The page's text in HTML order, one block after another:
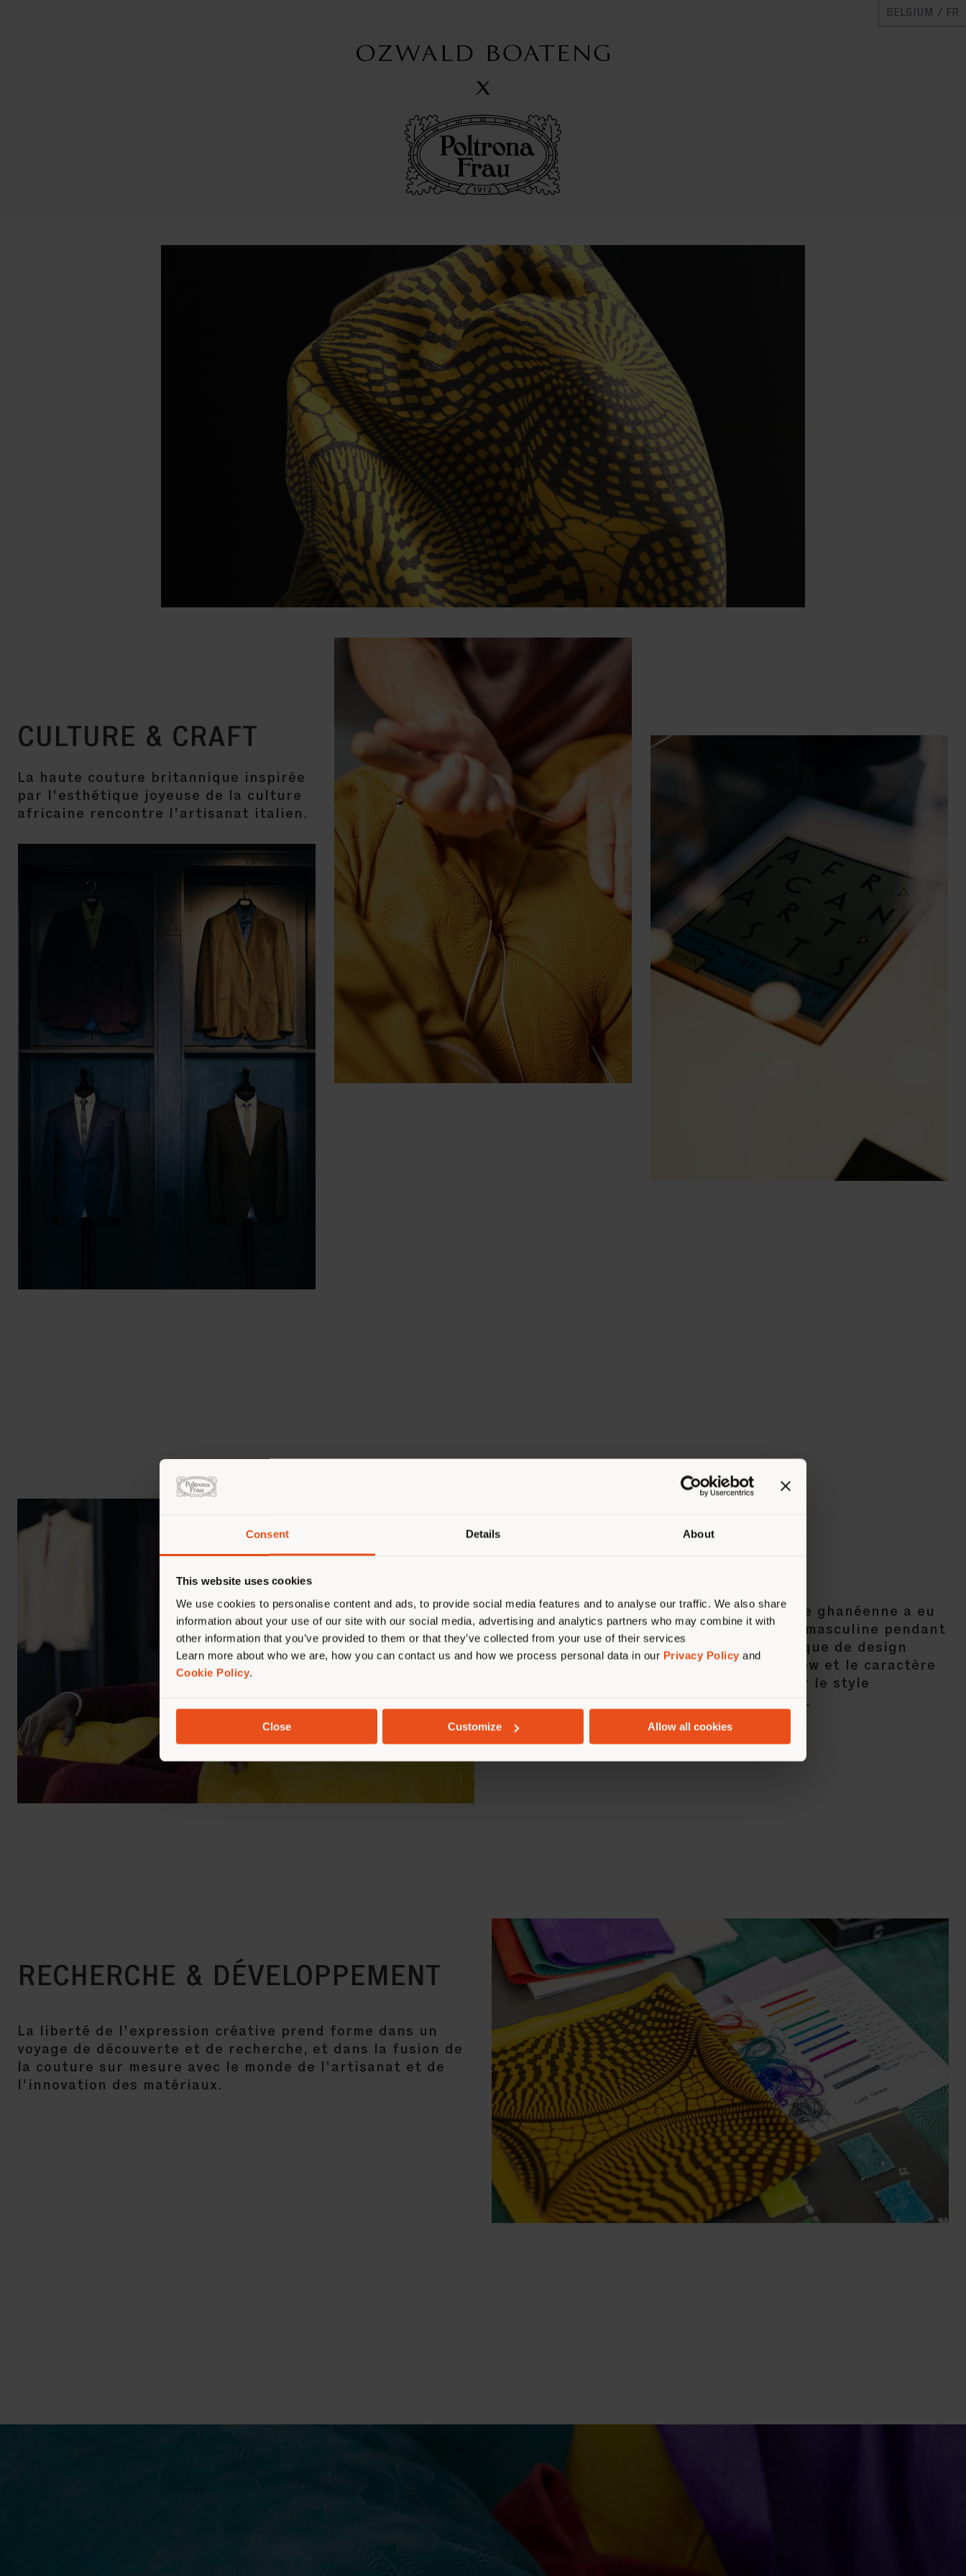
Consent Details About
This website uses cookies
We use cookies to personalise content and ads, to provide social media features and to analyse our traffic. We also share
information about your use of our site with our social media, advertising and analytics partners who may combine it with
other information that you’ve provided to them or that they’ve collected from your use of their services
Learn more about who we are, how you can contact us and how we process personal data in our Privacy Policy and
Cookie Policy.
Close Customize Allow all cookies
BELGIUM / FR
CULTURE & CRAFT
La haute couture britannique inspirée
par l'esthétique joyeuse de la culture
africaine rencontre l'artisanat italien.
Le créateur de mode britannique d'origine ghanéenne a eu
un impact transformationnel sur la mode masculine pendant
près de trois décennies, avec une esthétique de design
enracinée dans les traditions de Savile Row et le caractère
multiculturel de Londres, mais définie par le style
international, la culture africaine et l'art.
RECHERCHE & DÉVELOPPEMENT
La liberté de l'expression créative prend forme dans un
voyage de découverte et de recherche, et dans la fusion de
la couture sur mesure avec le monde de l'artisanat et de
l'innovation des matériaux.